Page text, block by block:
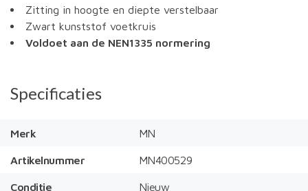
Zitting in hoogte en diepte verstelbaar
Zwart kunststof voetkruis
Voldoet aan de NEN1335 normering
Specificaties
Merk MN
Artikelnummer MN400529
Conditie Nieuw